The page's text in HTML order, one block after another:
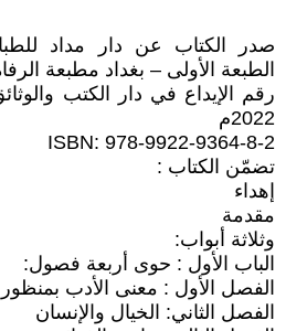
صدر الكتاب عن دار مداد
الطبعة الأولى – بغداد مطبعة الرفاه
2022م
ISBN: 978-9922-9364-8-2
تضمّن الكتاب :
إهداء
مقدمة
وثلاثة أبواب:
الباب الأول : حوى أربعة فصول:
الفصل الأول : معنى الأدب
الفصل الثاني: الخيال والإنسان